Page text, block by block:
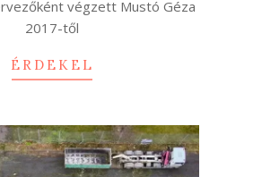
végzett Mustó Géza
2017-től
ÉRDEKEL